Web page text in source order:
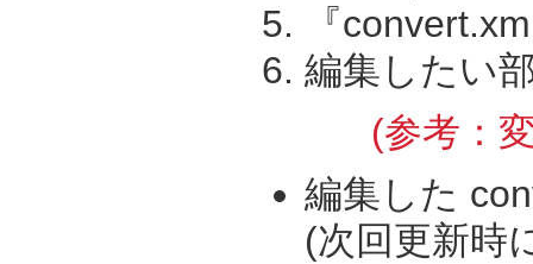
『
編集したい
(参考：
編集した
(次回更新時